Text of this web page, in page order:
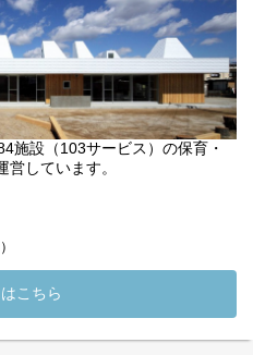
会職員と繋がるSNSも
法人の定める業務
の定める範囲（但し、本人の希
施設（103サービス）の保育・
しています。
こなっている【東京都 保育士
管理責任者研修】の運営及び
立ち会い
こちら